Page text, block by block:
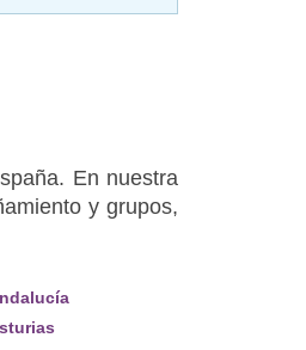
En nuestra
y grupos,